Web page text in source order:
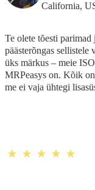
California,
Te olete tõesti
päästerõngas sellistele
üks märkus – meie
MRPeasys on. Kõik
me ei vaja ühtegi